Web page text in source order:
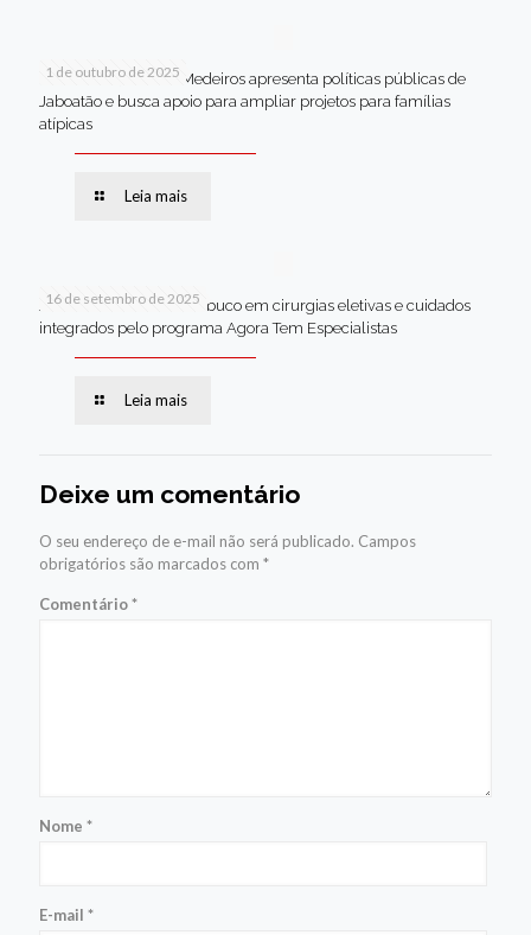
1 de outubro de 2025
Em Brasília, Andréa Medeiros apresenta políticas públicas de
Jaboatão e busca apoio para ampliar projetos para famílias
atípicas
Leia mais
16 de setembro de 2025
Jaboatão lidera Pernambuco em cirurgias eletivas e cuidados
integrados pelo programa Agora Tem Especialistas
Leia mais
Deixe um comentário
O seu endereço de e-mail não será publicado. Campos
obrigatórios são marcados com *
Comentário*
Nome *
E-mail *